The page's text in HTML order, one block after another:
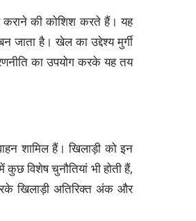
कराने की कोशिश करते हैं। यह
जाता है। खेल का उद्देश्य मुर्गी
का उपयोग करके यह तय
शामिल हैं। खिलाड़ी को इन
विशेष चुनौतियां भी होती हैं,
खिलाड़ी अतिरिक्त अंक और